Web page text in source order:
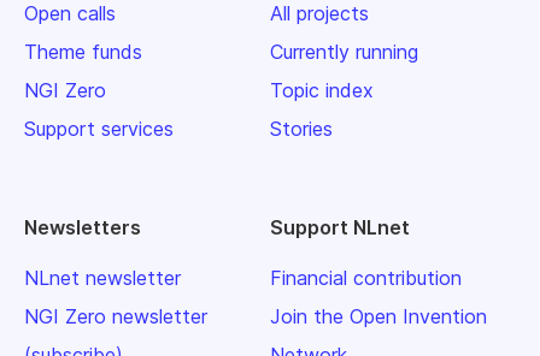
Open calls
Theme funds
NGI Zero
Support services
All projects
Currently running
Topic index
Stories
Newsletters
NLnet newsletter
NGI Zero newsletter
Support NLnet
Financial contribution
Join the Open Invention